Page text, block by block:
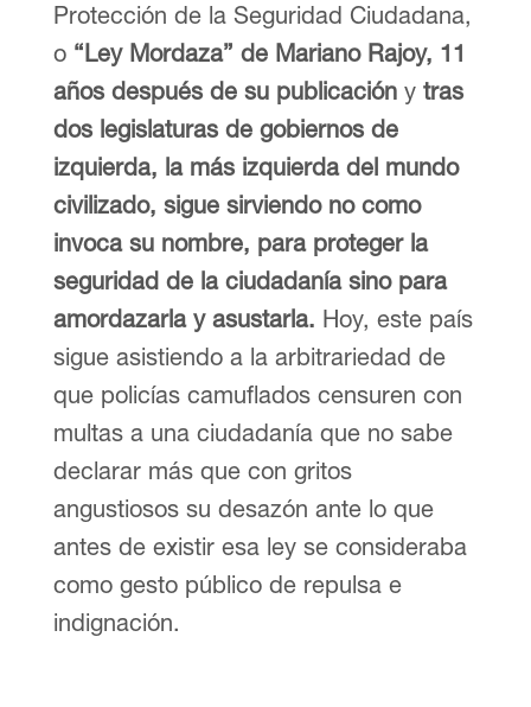
Protección de la Seguridad Ciudadana,
o “Ley Mordaza” de Mariano Rajoy, 11
años después de su publicación y tras
dos legislaturas de gobiernos de
izquierda, la más izquierda del mundo
civilizado, sigue sirviendo no como
invoca su nombre, para proteger la
seguridad de la ciudadanía sino para
amordazarla y asustarla. Hoy, este país
sigue asistiendo a la arbitrariedad de
que policías camuflados censuren con
multas a una ciudadanía que no sabe
declarar más que con gritos
angustiosos su desazón ante lo que
antes de existir esa ley se consideraba
como gesto público de repulsa e
indignación.